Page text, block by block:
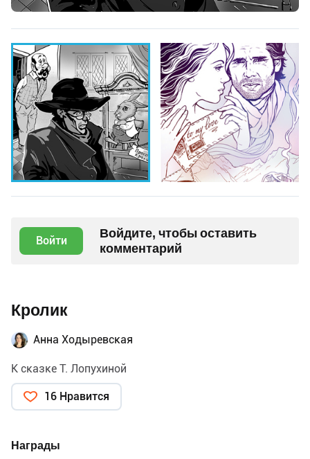
Войти
Войдите, чтобы оставить
комментарий
Кролик
Анна Ходыревская
К сказке Т. Лопухиной
16 Нравится
Награды